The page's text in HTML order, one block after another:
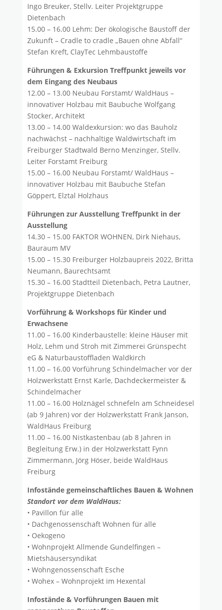
Ingo Breuker, Stellv. Leiter Projektgruppe
Dietenbach
15.00 – 16.00 Lehm: Der ökologische Baustoff der
Zukunft – Cradle to cradle „Bauen ohne Abfall“
Stefan Kreft, ClayTec Lehmbaustoffe
Führungen & Exkursion Treffpunkt jeweils vor
dem Eingang des Neubaus
12.00 – 13.00 Neubau Forstamt/ WaldHaus –
innovativer Holzbau mit Baubuche Wolfgang
Stocker, Architekt
13.00 – 14.00 Waldexkursion: wo das Bauholz
nachwächst – nachhaltige Waldwirtschaft im
Freiburger Stadtwald Berno Menzinger, Stellv.
Leiter Forstamt Freiburg
15.00 – 16.00 Neubau Forstamt/ WaldHaus –
innovativer Holzbau mit Baubuche Stefan
Göppert, Elztal Holzhaus
Führungen zur Ausstellung Treffpunkt in der
Ausstellung
14.30 – 15.00 FAKTOR WOHNEN, Dirk Niehaus,
Bauraum MV
15.00 – 15.30 Freiburger Holzbaupreis 2022, Britta
Neumann, Baurechtsamt
15.30 – 16.00 Stadtteil Dietenbach, Petra Lautner,
Projektgruppe Dietenbach
Vorführung & Workshops für Kinder und
Erwachsene
11.00 – 16.00 Kinderbaustelle: kleine Häuser mit
Holz, Lehm und Stroh mit Zimmerei Grünspecht
eG & Naturbaustoffladen Waldkirch
11.00 – 16.00 Vorführung Schindelmacher vor der
Holzwerkstatt Ernst Karle, Dachdeckermeister &
Schindelmacher
11.00 – 16.00 Holznägel schnefeln am Schneidesel
(ab 9 Jahren) vor der Holzwerkstatt Frank Janson,
WaldHaus Freiburg
11.00 – 16.00 Nistkastenbau (ab 8 Jahren in
Begleitung Erw.) in der Holzwerkstatt Fynn
Zimmermann, Jörg Höser, beide WaldHaus
Freiburg
Infostände gemeinschaftliches Bauen & Wohnen
Standort vor dem WaldHaus:
• Pavillon für alle
• Dachgenossenschaft Wohnen für alle
• Oekogeno
• Wohnprojekt Allmende Gundelfingen –
Mietshäusersyndikat
• Wohngenossenschaft Esche
• Wohex – Wohnprojekt im Hexental
Infostände & Vorführungen Bauen mit